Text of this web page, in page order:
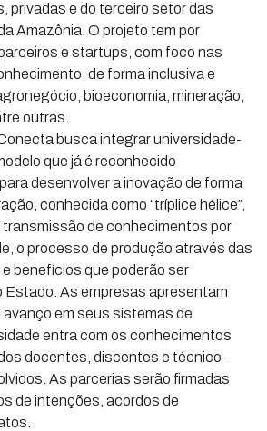
privadas e do terceiro setor das
Amazônia. O projeto tem por
e startups, com foco nas
de forma inclusiva e
bioeconomia, mineração,
outras.
busca integrar universidade-
que já é reconhecido
desenvolver a inovação de forma
conhecida como “tríplice hélice”,
transmissão de conhecimentos por
o processo de produção através das
benefícios que poderão ser
Estado. As empresas apresentam
em seus sistemas de
entra com os conhecimentos
docentes, discentes e técnico-
As parcerias serão firmadas
de intenções, acordos de